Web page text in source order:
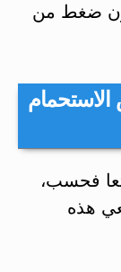
ضغط من
فحسب،
هذه